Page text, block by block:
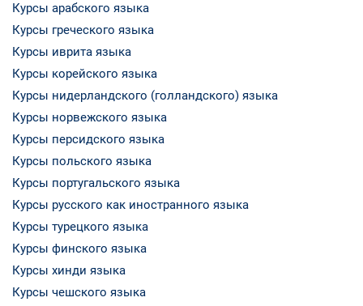
Курсы арабского языка
Курсы греческого языка
Курсы иврита языка
Курсы корейского языка
Курсы нидерландского (голландского) языка
Курсы норвежского языка
Курсы персидского языка
Курсы польского языка
Курсы португальского языка
Курсы русского как иностранного языка
Курсы турецкого языка
Курсы финского языка
Курсы хинди языка
Курсы чешского языка